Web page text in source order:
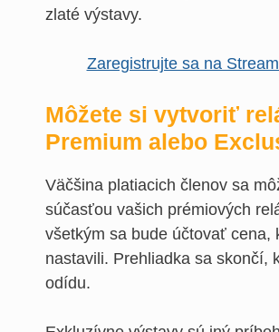
zlaté výstavy.
Zaregistrujte sa na
Môžete si vytvoriť
Premium alebo
Väčšina platiacich členov sa
súčasťou vašich prémiových
všetkým sa bude účtovať cena,
nastavili. Prehliadka sa skončí,
odídu.